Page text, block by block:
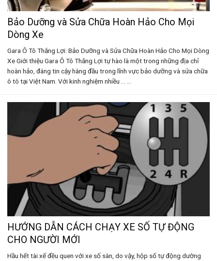
Bảo Dưỡng và Sửa Chữa Hoàn Hảo Cho Mọi
Dòng Xe
Gara Ô Tô Thắng Lợi: Bảo Dưỡng và Sửa Chữa Hoàn Hảo Cho Mọi Dòng
Xe Giới thiệu Gara Ô Tô Thắng Lợi tự hào là một trong những địa chỉ
hoàn hảo, đáng tin cậy hàng đầu trong lĩnh vực bảo dưỡng và sửa chữa
ô tô tại Việt Nam. Với kinh nghiệm nhiều ... ...
HƯỚNG DẪN CÁCH CHẠY XE SỐ TỰ ĐỘNG
CHO NGƯỜI MỚI
Hầu hết tài xế đều quen với xe số sàn, do vậy, hộp số tự động dường